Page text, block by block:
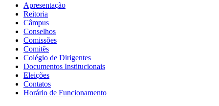
Apresentação
Reitoria
Câmpus
Conselhos
Comissões
Comitês
Colégio de Dirigentes
Documentos Institucionais
Eleições
Contatos
Horário de Funcionamento